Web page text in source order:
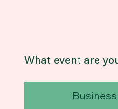
What event are